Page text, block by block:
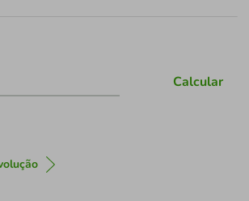
Calcular